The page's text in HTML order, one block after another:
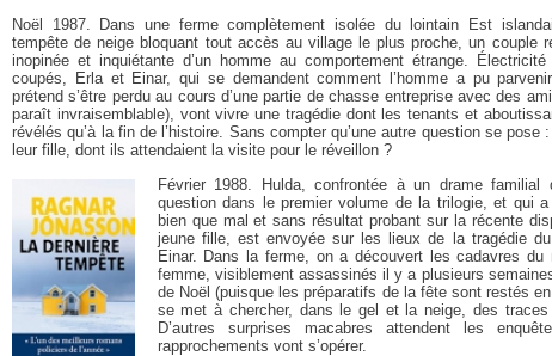
Noël 1987. Dans une ferme complètement isolée du lointain Est
tempête de neige bloquant tout accès au village le plus proche, un couple
inopinée et inquiétante d’un homme au comportement étrange.
coupés, Erla et Einar, qui se demandent comment l’homme a pu
prétend s’être perdu au cours d’une partie de chasse entreprise avec des
paraît invraisemblable), vont vivre une tragédie dont les tenants et
révélés qu’à la fin de l’histoire. Sans compter qu’une autre question se pose
leur fille, dont ils attendaient la visite pour le réveillon ?
Février 1988. Hulda, confrontée à un drame
question dans le premier volume de la trilogie, et qui
bien que mal et sans résultat probant sur la récente
jeune fille, est envoyée sur les lieux de la tragédie
Einar. Dans la ferme, on a découvert les cadavres
femme, visiblement assassinés il y a plusieurs
de Noël (puisque les préparatifs de la fête sont restés
se met à chercher, dans le gel et la neige, des traces
D’autres surprises macabres attendent les
rapprochements vont s’opérer.